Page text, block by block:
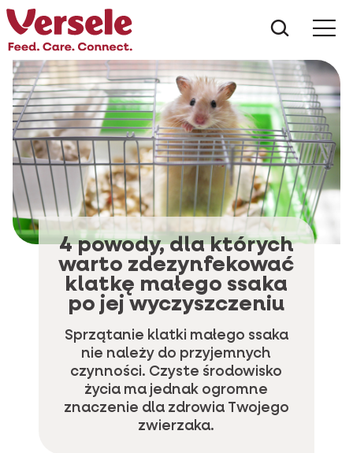
4 powody, dla których
warto zdezynfekować
klatkę małego ssaka
po jej wyczyszczeniu
Sprzątanie klatki małego ssaka
nie należy do przyjemnych
czynności. Czyste środowisko
życia ma jednak ogromne
znaczenie dla zdrowia Twojego
zwierzaka.